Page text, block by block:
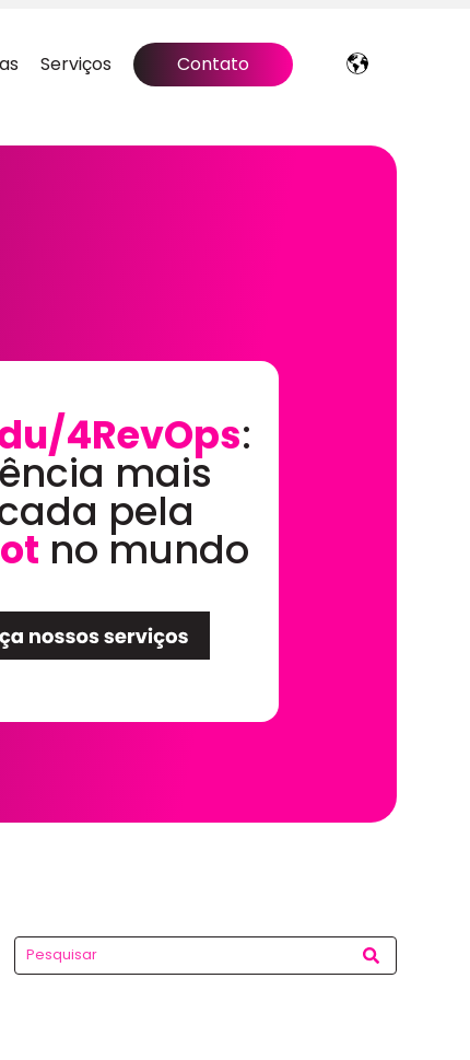
Serviços Contato
4RevOps:
mais
pela
no mundo